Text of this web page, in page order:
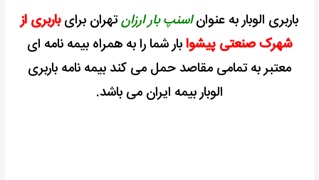
باربری الوبار به عنوان اسنپ بار ارزانتهران برایباربری از
شهرک صنعتی پیشوابار شما را به همراه بیمه نامه ای
معتبر به تمامی مقاصد حمل می کند بیمه نامه باربری
الوبار بیمه ایران می باشد.